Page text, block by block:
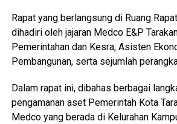
Rapat yang berlangsung di Ruang
dihadiri oleh jajaran Medco E&P
Pemerintahan dan Kesra, Asisten
Pembangunan, serta sejumlah
Dalam rapat ini, dibahas berbagai
pengamanan aset Pemerintah Kota
Medco yang berada di Kelurahan